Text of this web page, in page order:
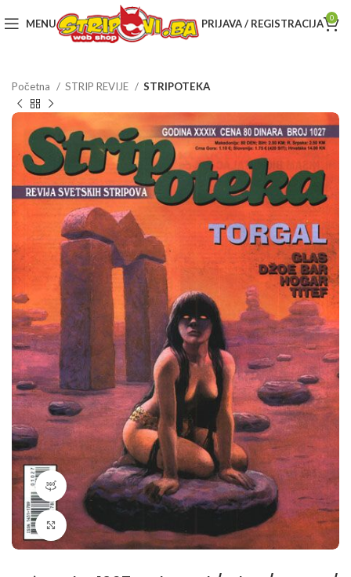
MENU PRIJAVA / REGISTRACIJA 0
Početna STRIP REVIJE STRIPOTEKA
360 product view
Klikni da povečaš